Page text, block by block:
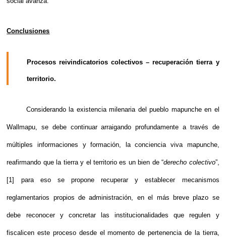
Conclusiones
Procesos reivindicatorios colectivos – recuperación tierra y
territorio.
Considerando la existencia milenaria del pueblo mapunche en el
Wallmapu, se debe continuar arraigando profundamente a través de
múltiples informaciones y formación, la conciencia viva mapunche,
reafirmando que la tierra y el territorio es un bien de “derecho colectivo”,
[1] para eso se propone recuperar y establecer mecanismos
reglamentarios propios de administración, en el más breve plazo se
debe reconocer y concretar las institucionalidades que regulen y
fiscalicen este proceso desde el momento de pertenencia de la tierra,